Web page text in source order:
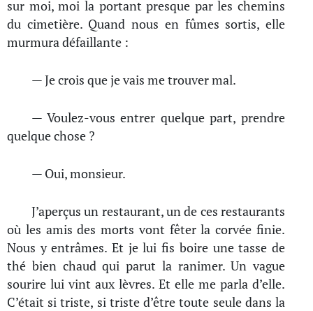
sur moi, moi la portant presque par les chemins
du cimetière. Quand nous en fûmes sortis, elle
murmura défaillante :
— Je crois que je vais me trouver mal.
— Voulez-vous entrer quelque part, prendre
quelque chose ?
— Oui, monsieur.
J’aperçus un restaurant, un de ces restaurants
où les amis des morts vont fêter la corvée finie.
Nous y entrâmes. Et je lui fis boire une tasse de
thé bien chaud qui parut la ranimer. Un vague
sourire lui vint aux lèvres. Et elle me parla d’elle.
C’était si triste, si triste d’être toute seule dans la